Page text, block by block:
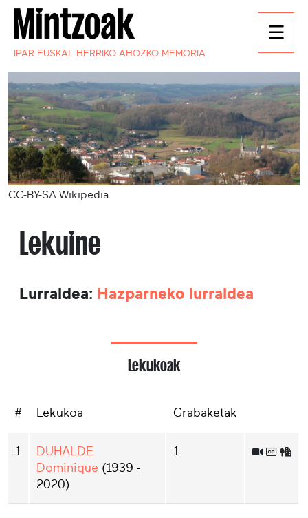
IPAR EUSKAL HERRIKO AHOZKO MEMORIA
CC-BY-SA Wikipedia
Lekuine
Lurraldea: Hazparneko lurraldea
Lekukoak
# Lekukoa Grabaketak
1
DUHALDE
Dominique (1939 -
2020)
1